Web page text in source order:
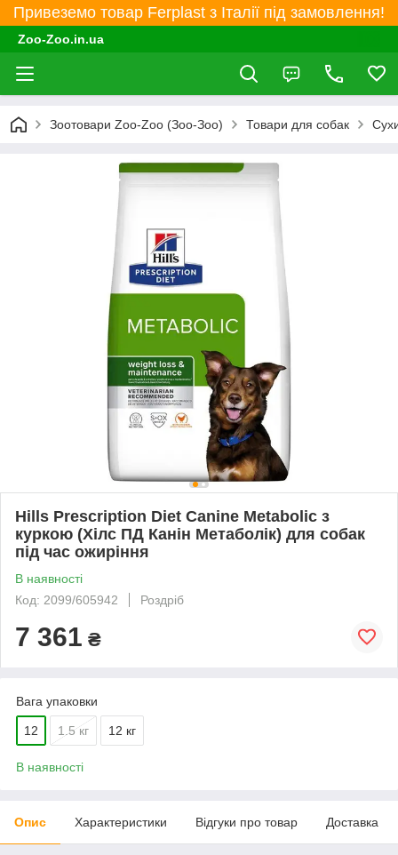
Привеземо товар Ferplast з Італії під замовлення!
Zoo-Zoo.in.ua
Зоотовари Zoo-Zoo (Зоо-Зоо) Товари для собак
Hills Prescription Diet Canine Metabolic з
куркою (Хілс ПД Канін Метаболік) для собак
під час ожиріння
В наявності
Код: 2099/605942
Роздріб
7 361 ₴
Вага упаковки
12 1.5 кг 12 кг
В наявності
Опис Характеристики Відгуки про товар Доставка